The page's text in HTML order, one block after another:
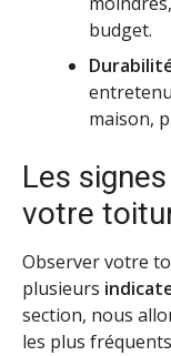
budget.
maison,
Les
votre
Observer votre
plusieurs
section, nous
les plus